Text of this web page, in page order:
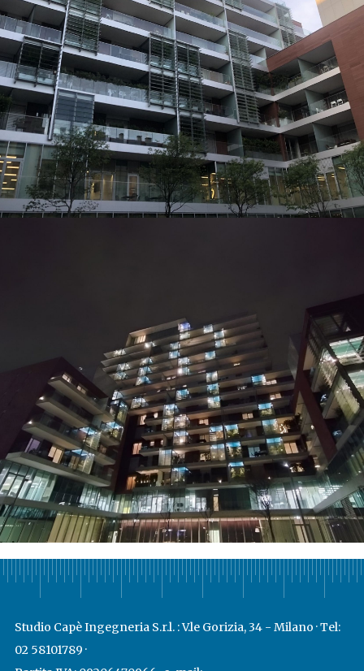
Studio Capè Ingegneria S.r.l. : V.le Gorizia, 34 - Milano · Tel:
02 58101789 ·